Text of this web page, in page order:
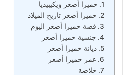
حميرا أصغر ويكيبيديا
حميرا أصغر تاريخ الميلاد
قصة حميرا أصغر اليوم
جنسية حميرا أصغر
ديانة حميرا أصغر
عمر حميرا أصغر
خلاصة